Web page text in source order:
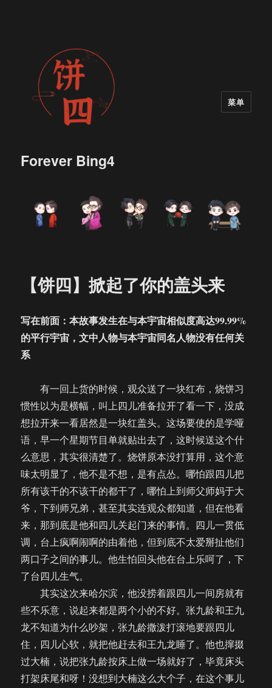
Forever Bing4
菜单
【饼四】掀起了你的盖头来
写在前面：本故事发生在与本宇宙相似度高达99.99%
的平行宇宙，文中人物与本宇宙同名人物没有任何关
系
有一回上货的时候，观众送了一块红布，烧饼习
惯性以为是横幅，叫上四儿准备拉开了看一下，没成
想拉开来一看居然是一块红盖头。这场要使的是学哑
语，早一个星期节目单就贴出去了，这时候送这个什
么意思，其实很清楚了。烧饼原本没打算用，这个意
味太明显了，他不是不想，是有点怂。哪怕跟四儿把
所有该干的不该干的都干了，哪怕上到师父师妈于大
爷，下到师兄弟，甚至其实连观众都知道，但在他看
来，那到底是他和四儿关起门来的事情。四儿一贯低
调，台上疯啊闹啊的由着他，但到底不太爱掰扯他们
两口子之间的事儿。他生怕回头他在台上乐呵了，下
了台四儿生气。
其实这次来哈尔滨，他没捞着跟四儿一间房就有
些不乐意，说起来都是两个小的不好。张九龄和王九
龙不知道为什么吵架，张九龄撒泼打滚地要跟四儿
住，四儿心软，就把他赶去和王九龙睡了。他也撺掇
过大楠，说把张九龄按床上做一场就好了，毕竟床头
打架床尾和呀！没想到大楠这么大个子，在这个事儿